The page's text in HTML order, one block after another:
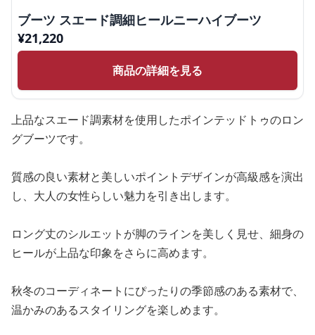
ブーツ スエード調細ヒールニーハイブーツ
¥21,220
商品の詳細を見る
上品なスエード調素材を使用したポインテッドトゥのロン
グブーツです。
質感の良い素材と美しいポイントデザインが高級感を演出
し、大人の女性らしい魅力を引き出します。
ロング丈のシルエットが脚のラインを美しく見せ、細身の
ヒールが上品な印象をさらに高めます。
秋冬のコーディネートにぴったりの季節感のある素材で、
温かみのあるスタイリングを楽しめます。